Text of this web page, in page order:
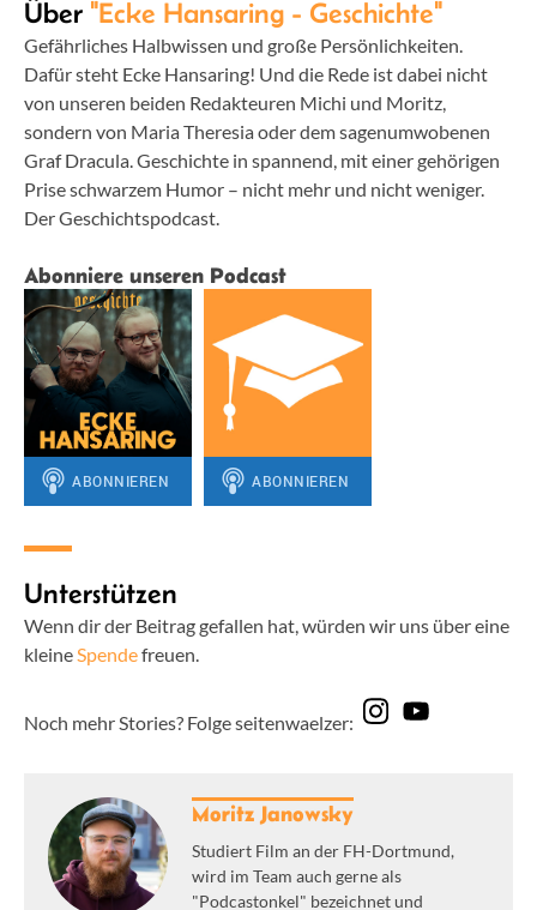
Über "Ecke Hansaring - Geschichte"
Gefährliches Halbwissen und große Persönlichkeiten.
Dafür steht Ecke Hansaring! Und die Rede ist dabei nicht
von unseren beiden Redakteuren Michi und Moritz,
sondern von Maria Theresia oder dem sagenumwobenen
Graf Dracula. Geschichte in spannend, mit einer gehörigen
Prise schwarzem Humor – nicht mehr und nicht weniger.
Der Geschichtspodcast.
Abonniere unseren Podcast
Unterstützen
Wenn dir der Beitrag gefallen hat, würden wir uns über eine
kleineSpendefreuen.
Noch mehr Stories? Folge seitenwaelzer:
Moritz Janowsky
Studiert Film an der FH-Dortmund,
wird im Team auch gerne als
"Podcastonkel" bezeichnet und